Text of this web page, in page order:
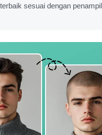
sesuai dengan